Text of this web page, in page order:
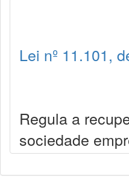
Lei nº 11.101,
Regula a
sociedade